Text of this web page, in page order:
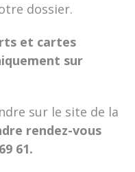
dossier.
et cartes
sur
sur le site de la
rendez-vous
61.